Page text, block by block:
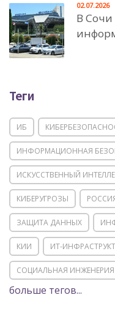
В
02.07.2026
Теги
ИБ
ИНФОРМАЦИОННАЯ
ИСКУССТВЕННЫЙ
КИБЕРУГРОЗЫ
ЗАЩИТА ДАННЫХ
КИИ ИТ-
СОЦИАЛЬНАЯ ИНЖЕНЕРИЯ
POSITIVE TECHNOLOGIES
больше тегов...